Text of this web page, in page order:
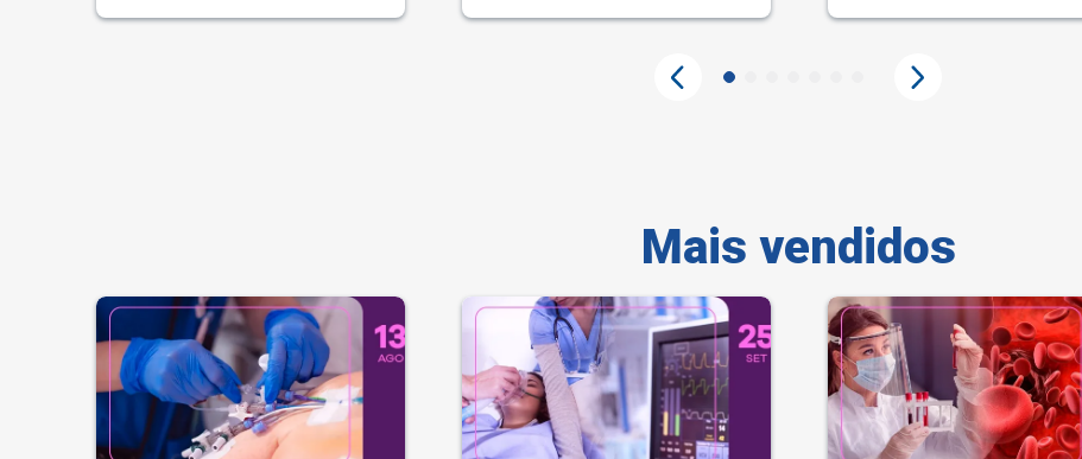
Mais vendidos